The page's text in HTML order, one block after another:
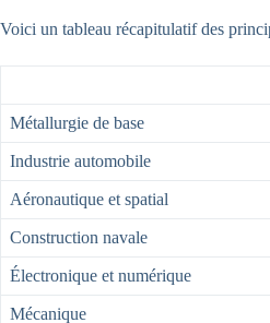
Voici un tableau récapitulatif des
Métallurgie de base
Industrie automobile
Aéronautique et spatial
Construction navale
Électronique et numérique
Mécanique